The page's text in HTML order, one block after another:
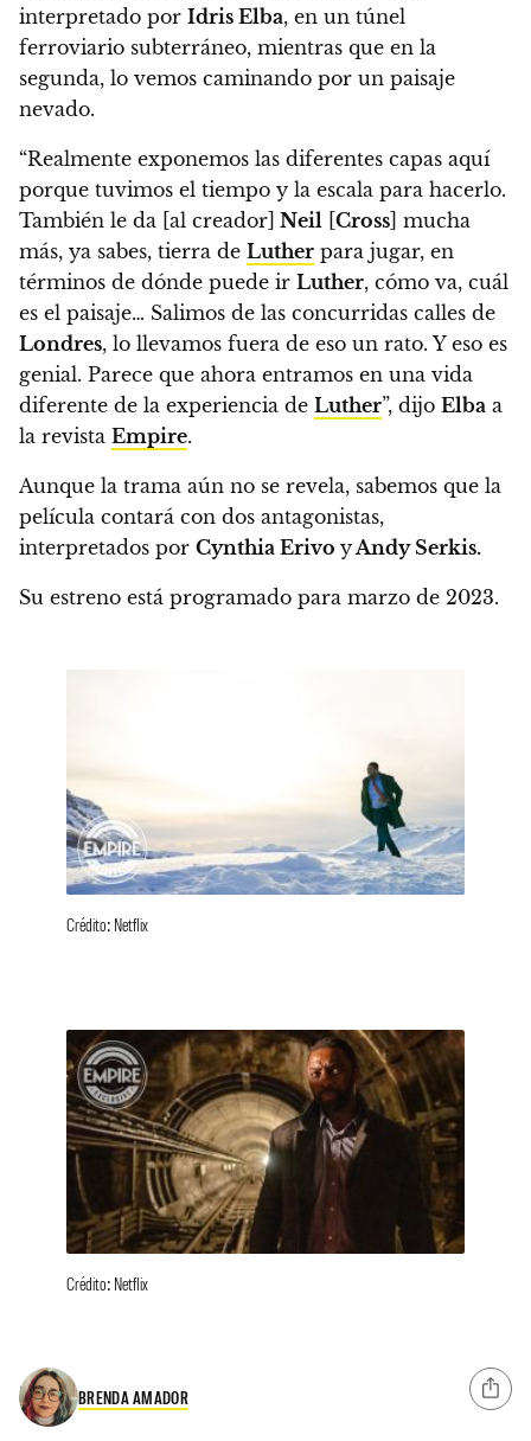
interpretado por Idris Elba, en un túnel
ferroviario subterráneo, mientras que en la
segunda, lo vemos caminando por un paisaje
nevado.
“Realmente exponemos las diferentes capas aquí
porque tuvimos el tiempo y la escala para hacerlo.
También le da [al creador] Neil Cross ] mucha
más, ya sabes, tierra de Luther para jugar, en
términos de dónde puede ir Luther, cómo va, cuál
es el paisaje… Salimos de las concurridas calles de
Londres, lo llevamos fuera de eso un rato. Y eso es
genial. Parece que ahora entramos en una vida
diferente de la experiencia de Luther”, dijo Elba a
la revista Empire.
Aunque la trama aún no se revela, sabemos que la
película contará con dos antagonistas,
interpretados por Cynthia Erivo yAndy Serkis.
Su estreno está programado para marzo de 2023.
Crédito: Netflix
Crédito: Netflix
BRENDA AMADOR